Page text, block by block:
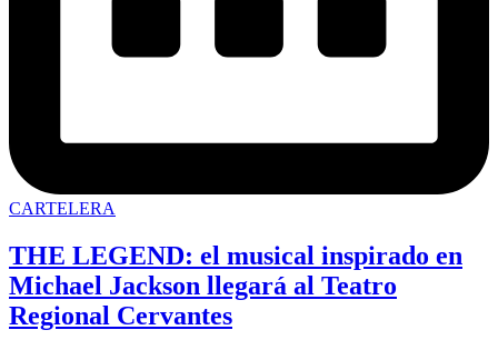
CARTELERA
THE LEGEND: el musical inspirado en
Michael Jackson llegará al Teatro
Regional Cervantes